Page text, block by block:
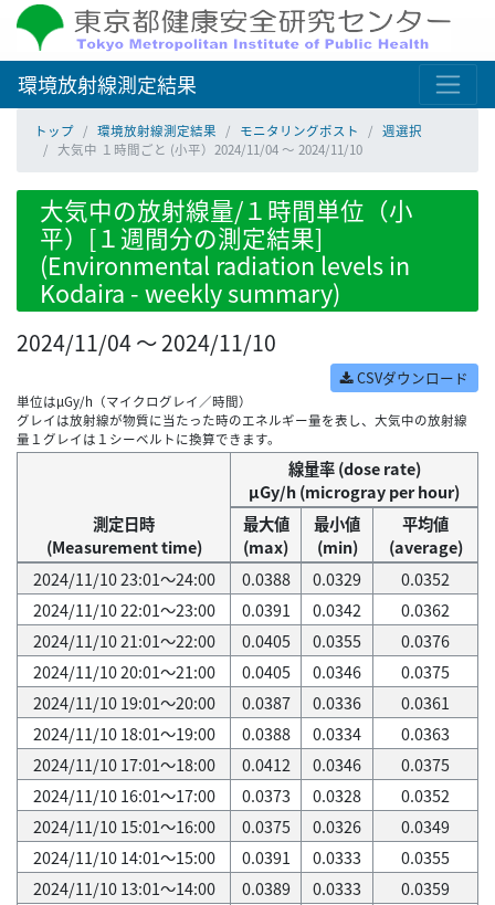
環境放射線測定結果
トップ 環境放射線測定結果 モニタリングポスト
週選択
大気中 １時間ごと (小平）2024/11/04 ～ 2024/11/10
大気中の放射線量/１時間単位（小
平）[１週間分の測定結果]
(Environmental radiation levels in
Kodaira - weekly summary)
2024/11/04 ～ 2024/11/10
CSVダウンロード
単位はμGy/h（マイクログレイ／時間）
グレイは放射線が物質に当たった時のエネルギー量を表し、大気中の放射線
量１グレイは１シーベルトに換算できます。
測定日時
(Measurement time)
線量率 (dose rate)
μGy/h (microgray per hour)
最大値
(max)
最小値
(min)
平均値
(average)
2024/11/10 23:01～24:00
0.0388 0.0329
0.0352
2024/11/10 22:01～23:00
0.0391 0.0342
0.0362
2024/11/10 21:01～22:00
0.0405 0.0355
0.0376
2024/11/10 20:01～21:00
0.0405 0.0346
0.0375
2024/11/10 19:01～20:00
0.0387 0.0336
0.0361
2024/11/10 18:01～19:00
0.0388 0.0334
0.0363
2024/11/10 17:01～18:00
0.0412 0.0346
0.0375
2024/11/10 16:01～17:00
0.0373 0.0328
0.0352
2024/11/10 15:01～16:00
0.0375 0.0326
0.0349
2024/11/10 14:01～15:00
0.0391 0.0333
0.0355
2024/11/10 13:01～14:00
0.0389 0.0333
0.0359